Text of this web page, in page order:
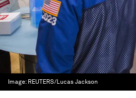
Image: REUTERS/Lucas Jackson